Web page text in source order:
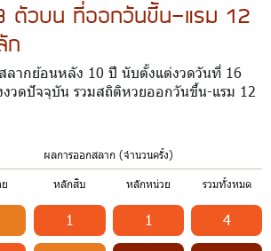
ตัวบน ที่ออกวันขึ้น-แรม 12
ก
ลากย้อนหลัง 10 ปี นับตั้งแต่งวดวันที่ 16
วดปัจจุบัน รวมสถิติหวยออกวันขึ้น-แรม 12
ผลการออกสลาก (จำนวนครั้ง)
หลักสิบ หลักหน่วย รวมทั้งหมด
1 1 4